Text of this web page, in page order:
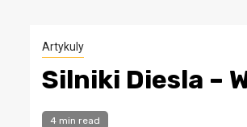
Artykuly
Silniki Diesla –
4 min read